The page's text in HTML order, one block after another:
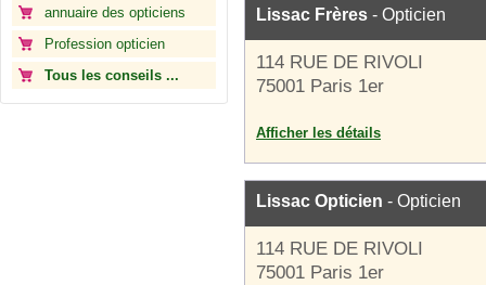
annuaire des opticiens
Profession opticien
Tous les conseils ...
Lissac Frères - Opticien
114 RUE DE RIVOLI
75001 Paris 1er
Afficher les détails
Lissac Opticien - Opticien
114 RUE DE RIVOLI
75001 Paris 1er